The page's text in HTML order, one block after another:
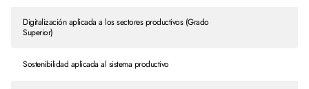
Digitalización aplicada a los sectores productivos (Grado
Superior)
Sostenibilidad aplicada al sistema productivo